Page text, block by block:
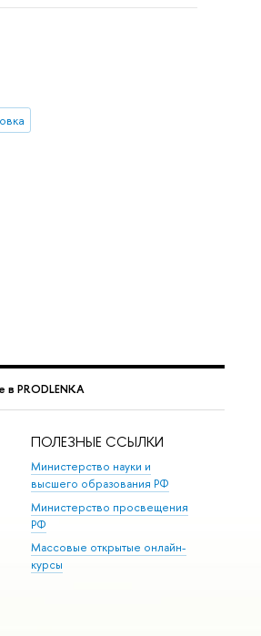
в PRODLENKA
ПОЛЕЗНЫЕ ССЫЛКИ
Министерство науки и
высшего образования РФ
Министерство просвещения
РФ
Массовые открытые онлайн-
курсы